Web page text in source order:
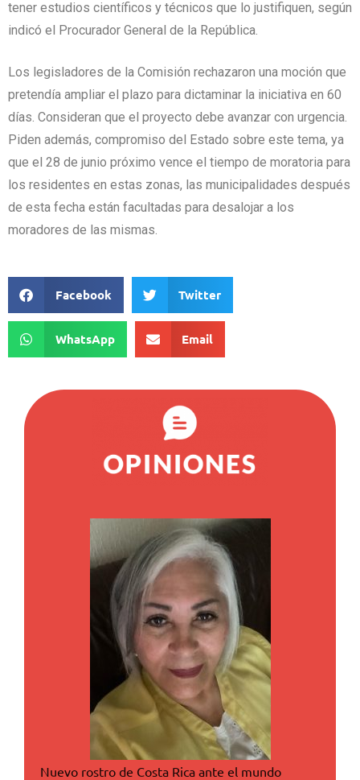
tener estudios científicos y técnicos que lo justifiquen, según
indicó el Procurador General de la República.
Los legisladores de la Comisión rechazaron una moción que
pretendía ampliar el plazo para dictaminar la iniciativa en 60
días. Consideran que el proyecto debe avanzar con urgencia.
Piden además, compromiso del Estado sobre este tema, ya
que el 28 de junio próximo vence el tiempo de moratoria para
los residentes en estas zonas, las municipalidades después
de esta fecha están facultadas para desalojar a los
moradores de las mismas.
Facebook Twitter
WhatsApp Email
Nuevo rostro de Costa Rica ante el mundo